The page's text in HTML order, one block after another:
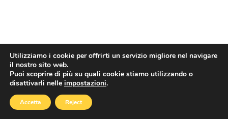
Utilizziamo i cookie per offrirti un servizio migliore nel navigare
il nostro sito web.
Puoi scoprire di più su quali cookie stiamo utilizzando o
disattivarli nelle impostazioni.
Accetta Reject